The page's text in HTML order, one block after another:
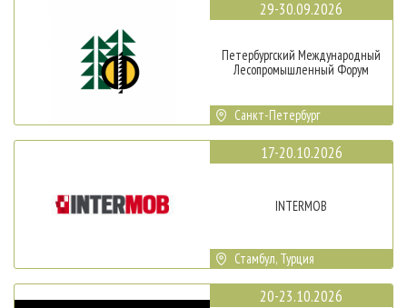
29-30.09.2026
Петербургский Международный
Лесопромышленный Форум
Санкт-Петербург
17-20.10.2026
INTERMOB
Стамбул, Турция
20-23.10.2026